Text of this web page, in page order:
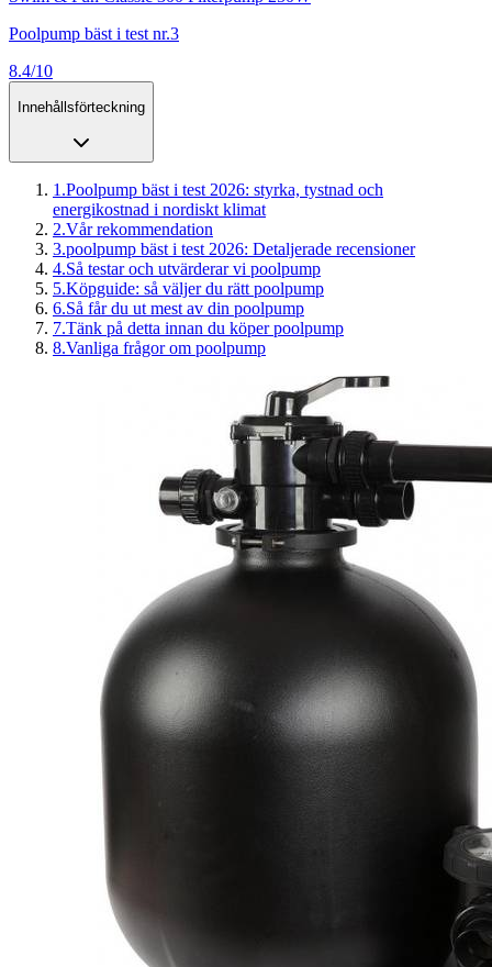
Poolpump bäst i test nr.3
8.4/10
Innehållsförteckning
1 .Poolpump bäst i test 2026: styrka, tystnad och
energikostnad i nordiskt klimat
2.Vår rekommendation
3.poolpump bäst i test 2026: Detaljerade recensioner
4.Så testar och utvärderar vi poolpump
5.Köpguide: så väljer du rätt poolpump
6.Så får du ut mest av din poolpump
7.Tänk på detta innan du köper poolpump
8.Vanliga frågor om poolpump